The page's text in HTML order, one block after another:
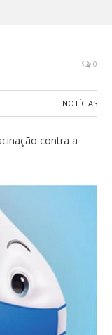
0
NOTÍCIAS
contra a